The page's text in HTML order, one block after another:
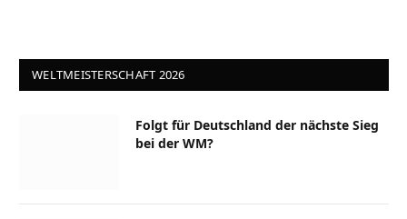
WELTMEISTERSCHAFT 2026
Folgt für Deutschland der nächste Sieg
bei der WM?